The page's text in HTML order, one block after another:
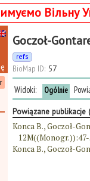
Вільну
Goczoł-
refs
BioMap ID: 57
Widoki: Ogólnie
Powiązane publikacje
Konca B., Goczoł-
Konca B., Goczoł-